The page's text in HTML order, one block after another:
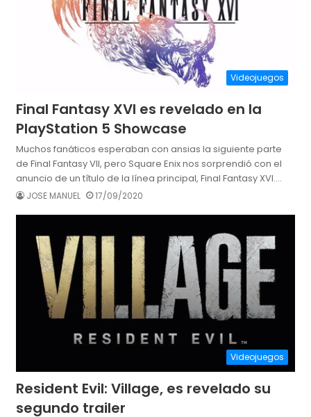
Videojuegos
Final Fantasy XVI es revelado en la
PlayStation 5 Showcase
Muchos fanáticos esperaban con ansias la siguiente parte
de Final Fantasy VII, pero Square Enix nos sorprendió con el
anuncio de un título de la línea principal, Final Fantasy XVI.…
JOSE MANUEL 17/09/2020
Videojuegos
Resident Evil: Village, es revelado su
segundo trailer